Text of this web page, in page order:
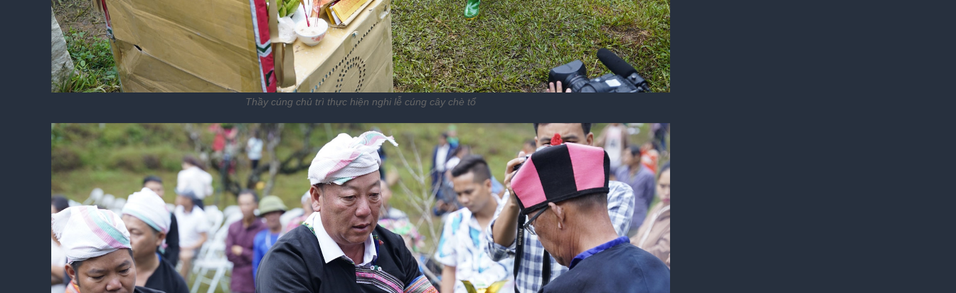
Thầy cúng chủ trì thực hiện nghi lễ cúng cây chè tổ